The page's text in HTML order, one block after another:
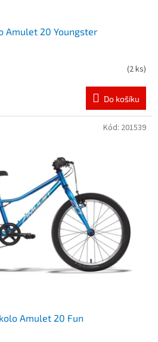
Amulet 20 Youngster
(2 ks)
Do košíku
Amulet 20 Fun
Kód: 201539